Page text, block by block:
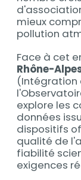
mieux
pollution
Face à cet
Rhône-
(Intégration
explore les
données
dispositifs
qualité de
fiabilité
exigences